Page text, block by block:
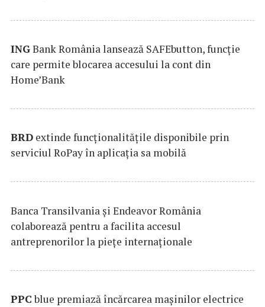
INGBank România lansează SAFEbutton, funcţie
care permite blocarea accesului la cont din
Home’Bank
BRD extinde funcţionalităţile disponibile prin
serviciul RoPay în aplicaţia sa mobilă
Banca Transilvania şi Endeavor România
colaborează pentru a facilita accesul
antreprenorilor la pieţe internaţionale
PPCblue premiază încărcarea maşinilor electrice